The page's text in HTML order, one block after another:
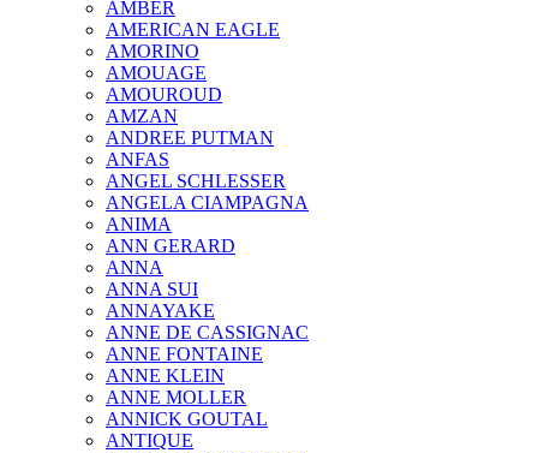
AMBER
AMERICAN EAGLE
AMORINO
AMOUAGE
AMOUROUD
AMZAN
ANDREE PUTMAN
ANFAS
ANGEL SCHLESSER
ANGELA CIAMPAGNA
ANIMA
ANN GERARD
ANNA
ANNA SUI
ANNAYAKE
ANNE DE CASSIGNAC
ANNE FONTAINE
ANNE KLEIN
ANNE MOLLER
ANNICK GOUTAL
ANTIQUE